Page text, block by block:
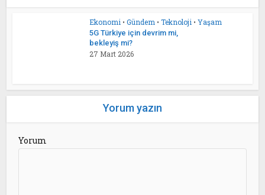
Ekonomi • Gündem • Teknoloji • Yaşam
5G Türkiye için devrim mi,
bekleyiş mi?
27 Mart 2026
Yorum yazın
Yorum